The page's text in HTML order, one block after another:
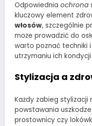
Odpowiednia ochrona
kluczowy element
włosów, szczególnie
może prowadzić do
warto poznać techniki
utrzymaniu ich
Stylizacja a
Każdy zabieg stylizacji
powstawania
prostownicy czy